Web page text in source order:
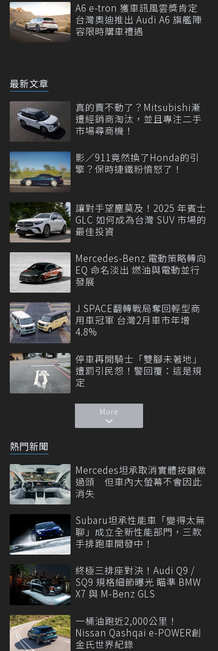
A6 e-tron 獲車訊風雲獎肯定
台灣奧迪推出 Audi A6 旗艦陣
容限時購車禮遇
最新文章
真的賣不動了？Mitsubishi漸
遭經銷商淘汰，並且專注二手
市場尋商機！
影／911竟然換了Honda的引
擎？保時捷鐵粉憤怒了！
讓對手望塵莫及！2025 年賓士
GLC 如何成為台灣 SUV 市場的
最佳投資
Mercedes-Benz 電動策略轉向
EQ 命名淡出 燃油與電動並行
發展
J SPACE翻轉戰局奪回輕型商
用車冠軍 台灣2月車市年增
4.8%
停車再開騎士「雙腳未著地」
遭罰引民怨！警回覆：這是規
定
More
熱門新聞
Mercedes坦承取消實體按鍵做
過頭 但車內大螢幕不會因此
消失
Subaru坦承性能車「變得太無
聊」成立全新性能部門，三款
手排跑車開發中！
終極三排座對決！Audi Q9 /
SQ9 規格細節曝光 瞄準 BMW
X7 與 M-Benz GLS
一桶油跑近2,000公里！
Nissan Qashqai e-POWER創
金氏世界紀錄